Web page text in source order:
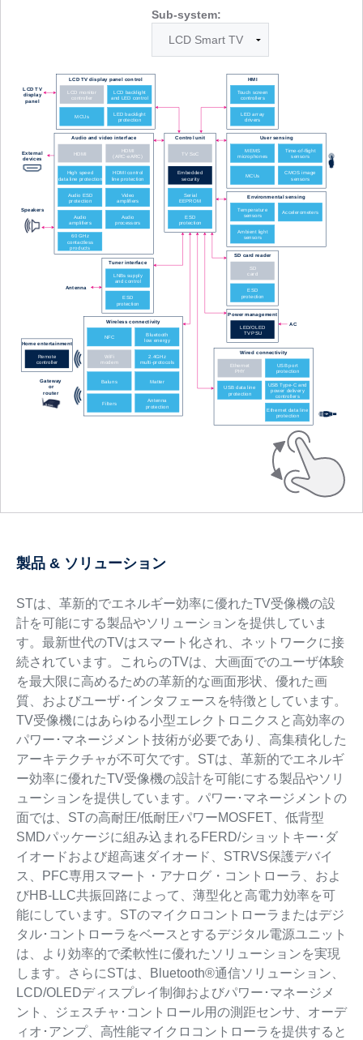
Sub-system:
製品 & ソリューション
STは、革新的でエネルギー効率に優れたTV受像機の設
計を可能にする製品やソリューションを提供していま
す。最新世代のTVはスマート化され、ネットワークに接
続されています。これらのTVは、大画面でのユーザ体験
を最大限に高めるための革新的な画面形状、優れた画
質、およびユーザ･インタフェースを特徴としています。
TV受像機にはあらゆる小型エレクトロニクスと高効率の
パワー･マネージメント技術が必要であり、高集積化した
アーキテクチャが不可欠です。STは、革新的でエネルギ
ー効率に優れたTV受像機の設計を可能にする製品やソリ
ューションを提供しています。パワー･マネージメントの
面では、STの高耐圧/低耐圧パワーMOSFET、低背型
SMDパッケージに組み込まれるFERD/ショットキー･ダ
イオードおよび超高速ダイオード、STRVS保護デバイ
ス、PFC専用スマート・アナログ・コントローラ、およ
びHB-LLC共振回路によって、薄型化と高電力効率を可
能にしています。STのマイクロコントローラまたはデジ
タル･コントローラをベースとするデジタル電源ユニット
は、より効率的で柔軟性に優れたソリューションを実現
します。さらにSTは、Bluetooth®通信ソリューション、
LCD/OLEDディスプレイ制御およびパワー･マネージメ
ント、ジェスチャ･コントロール用の測距センサ、オーデ
ィオ･アンプ、高性能マイクロコントローラを提供すると